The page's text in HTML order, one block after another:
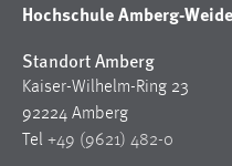
Hochschule Amberg-
Standort Amberg
Kaiser-Wilhelm-Ring 23
92224 Amberg
Tel +49 (9621) 482-0